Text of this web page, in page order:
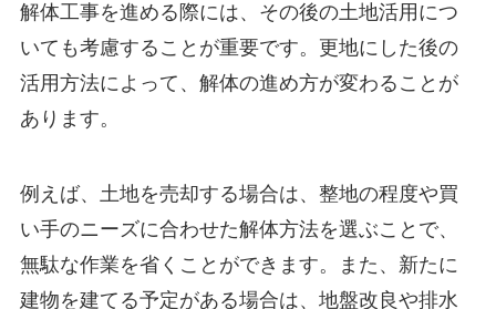
解体工事を進める際には、その後の土地活用につ
いても考慮することが重要です。更地にした後の
活用方法によって、解体の進め方が変わることが
あります。
例えば、土地を売却する場合は、整地の程度や買
い手のニーズに合わせた解体方法を選ぶことで、
無駄な作業を省くことができます。また、新たに
建物を建てる予定がある場合は、地盤改良や排水